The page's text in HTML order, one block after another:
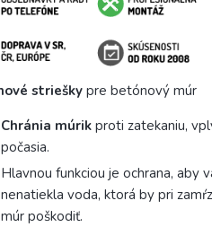
striešky pre betónový múr
Chránia múrik proti zatekaniu,
počasia.
Hlavnou funkciou je ochrana, aby
nenatiekla voda, ktorá by pri
múr poškodiť.